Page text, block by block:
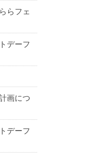
らフェ
デーフ
画につ
デーフ